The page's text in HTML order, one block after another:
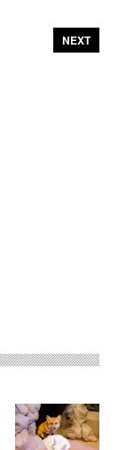
NEXT